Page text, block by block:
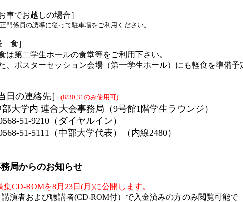
でお越しの場合］
員の誘導に従って駐車場をご利用ください。
食］
第二学生ホールの食堂等をご利用下さい。
ポスターセッション会場（第一学生ホール）にも軽食を準備予
の連絡先］ (8/30,31のみ使用可)
学内 連合大会事務局（9号館1階学生ラウンジ）
51-9210（ダイヤルイン）
51-5111（中部大学代表）（内線2480）
局からのお知らせ
集CD-ROMを8月23日(月)に公開します。
者および聴講者(CD-ROM付）で入金済みの方のみ閲覧可能で